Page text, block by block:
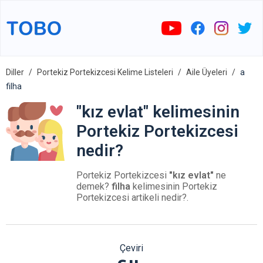
Diller Portekiz Portekizcesi Kelime Listeleri Aile Üyeleri
a
filha
"kız evlat" kelimesinin
Portekiz Portekizcesi
nedir?
Portekiz Portekizcesi "kız evlat" ne
demek? filha kelimesinin Portekiz
Portekizcesi artikeli nedir?.
Çeviri